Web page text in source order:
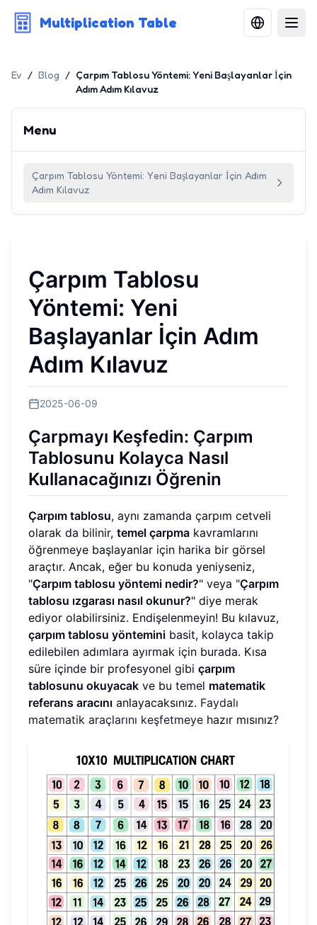
Multiplication Table
Ev / Blog / Çarpım Tablosu Yöntemi: Yeni Başlayanlar İçin
Adım Adım Kılavuz
Menu
Çarpım Tablosu Yöntemi: Yeni Başlayanlar İçin Adım
Adım Kılavuz
Çarpım Tablosu
Yöntemi: Yeni
Başlayanlar İçin Adım
Adım Kılavuz
2025-06-09
Çarpmayı Keşfedin: Çarpım
Tablosunu Kolayca Nasıl
Kullanacağınızı Öğrenin
Çarpım tablosu, aynı zamanda çarpım cetveli
olarak da bilinir, temel çarpma kavramlarını
öğrenmeye başlayanlar için harika bir görsel
araçtır. Ancak, eğer bu konuda yeniyseniz,
"Çarpım tablosu yöntemi nedir?" veya "Çarpım
tablosu ızgarası nasıl okunur?" diye merak
ediyor olabilirsiniz. Endişelenmeyin! Bu kılavuz,
çarpım tablosu yöntemini basit, kolayca takip
edilebilen adımlara ayırmak için burada. Kısa
süre içinde bir profesyonel gibi çarpım
tablosunu okuyacak ve bu temel matematik
referans aracını anlayacaksınız. Faydalı
matematik araçlarını keşfetmeye hazır mısınız?